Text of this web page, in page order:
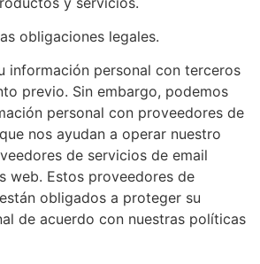
obligaciones legales.
información personal con terceros
previo. Sin embargo, podemos
personal con proveedores de
nos ayudan a operar nuestro
de servicios de email
web. Estos proveedores de
obligados a proteger su
de acuerdo con nuestras políticas